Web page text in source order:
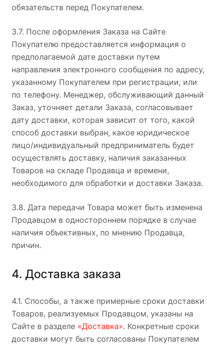
обязательств перед Покупателем.
3.7. После оформления Заказа на Сайте
Покупателю предоставляется информация о
предполагаемой дате доставки путем
направления электронного сообщения по адресу,
указанному Покупателем при регистрации, или
по телефону. Менеджер, обслуживающий данный
Заказ, уточняет детали Заказа, согласовывает
дату доставки, которая зависит от того, какой
способ доставки выбран, какое юридическое
лицо/индивидуальный предприниматель будет
осуществлять доставку, наличия заказанных
Товаров на складе Продавца и времени,
необходимого для обработки и доставки Заказа.
3.8. Дата передачи Товара может быть изменена
Продавцом в одностороннем порядке в случае
наличия объективных, по мнению Продавца,
причин.
4. Доставка заказа
4.1. Способы, а также примерные сроки доставки
Товаров, реализуемых Продавцом, указаны на
Сайте в разделе «Доставка». Конкретные сроки
доставки могут быть согласованы Покупателем